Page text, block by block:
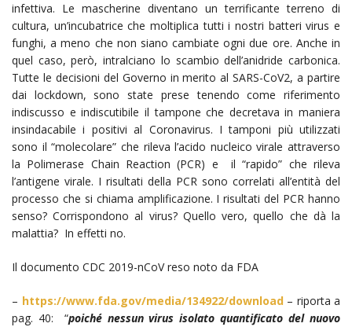
infettiva. Le mascherine diventano un terrificante terreno di
cultura, un’incubatrice che moltiplica tutti i nostri batteri virus e
funghi, a meno che non siano cambiate ogni due ore. Anche in
quel caso, però, intralciano lo scambio dell’anidride carbonica.
Tutte le decisioni del Governo in merito al SARS-CoV2, a partire
dai lockdown, sono state prese tenendo come riferimento
indiscusso e indiscutibile il tampone che decretava in maniera
insindacabile i positivi al Coronavirus. I tamponi più utilizzati
sono il “molecolare” che rileva l’acido nucleico virale attraverso
la Polimerase Chain Reaction (PCR) e il “rapido” che rileva
l’antigene virale. I risultati della PCR sono correlati all’entità del
processo che si chiama amplificazione. I risultati del PCR hanno
senso? Corrispondono al virus? Quello vero, quello che dà la
malattia? In effetti no.
Il documento CDC 2019-nCoV reso noto da FDA
– https://www.fda.gov/media/134922/download– riporta a
pag. 40:
“poiché nessun virus isolato quantificato del nuovo